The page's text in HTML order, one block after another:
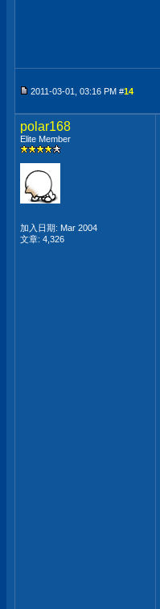
2011-03-01, 03:16 PM #14
polar168
Elite Member
加入日期: Mar 2004
文章: 4,326